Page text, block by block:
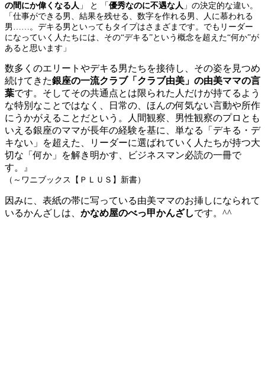
の間にか偉くなる人 」 と 「優秀なのに不遇な人 」の決定的な違い。
「仕事ができる男、結果を残せる、数字を作れる男、人に慕われる
男……。デキる男といってもタイプはさまざまです。でもリーダー
になっていく人たちには、その“デキる”という概念を超えた“何か”が
あると思います」
数多くのエリートやデキる男たちを接待し、その姿を見つめ
続けてきた銀座の一流クラブ「クラブ由美」の由美ママの言
葉です。そしてその共通点とは限られた人だけが持てるよう
な特別なことではなく、日常の、ほんの何気ない言動や所作
にうかがえることだという。人間観察、男性観察のプロとも
いえる銀座のママが長年の経験を基に、単なる「デキる・デ
キない」を超えた、リーダーに選ばれていく人たちが持つ大
切な「何か」を解き明かす、ビジネスマン必読の一冊で
す。
』
（～ワニブックス【ＰＬＵＳ】新書）
因みに、表紙の帯に写っている由美ママのお挿しになられて
いるかんざしは、 かなめ屋のべっ甲かんざしです。^^